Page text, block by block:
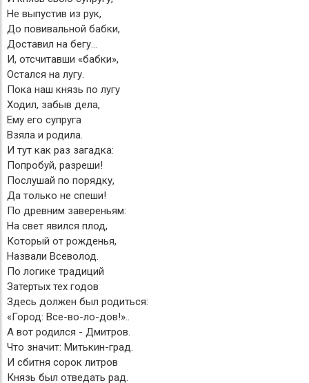
Не выпустив из рук,
До повивальной бабки,
Доставил на бегу…
И, отсчитавши «бабки»,
Остался на лугу.
Пока наш князь по лугу
Ходил, забыв дела,
Ему его супруга
Взяла и родила.
И тут как раз загадка:
Попробуй, разреши!
Послушай по порядку,
Да только не спеши!
По древним завереньям:
На свет явился плод,
Который от рожденья,
Назвали Всеволод.
По логике традиций
Затертых тех годов
Здесь должен был родиться:
«Город: Все-во-ло-дов!»..
А вот родился - Дмитров.
Что значит: Митькин-град.
И сбитня сорок литров
Князь был отведать рад.